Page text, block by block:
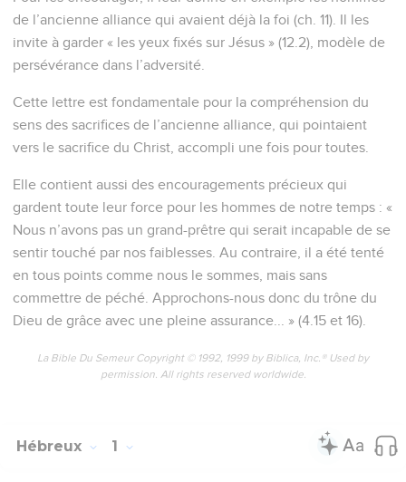
de l’ancienne alliance qui avaient déjà la foi (ch. 11). Il les
invite à garder « les yeux fixés sur Jésus » (12.2), modèle de
persévérance dans l’adversité.
Cette lettre est fondamentale pour la compréhension du
sens des sacrifices de l’ancienne alliance, qui pointaient
vers le sacrifice du Christ, accompli une fois pour toutes.
Elle contient aussi des encouragements précieux qui
gardent toute leur force pour les hommes de notre temps : «
Nous n’avons pas un grand-prêtre qui serait incapable de se
sentir touché par nos faiblesses. Au contraire, il a été tenté
en tous points comme nous le sommes, mais sans
commettre de péché. Approchons-nous donc du trône du
Dieu de grâce avec une pleine assurance... » (4.15 et 16).
La Bible Du Semeur Copyright © 1992, 1999 by Biblica, Inc.® Used by
permission. All rights reserved worldwide.
Hébreux 1